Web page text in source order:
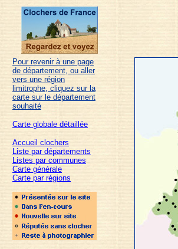
Pour revenir à une page
de département, ou aller
vers une région
limitrophe, cliquez sur la
carte sur le département
souhaité
Carte globale détaillée
Accueil clochers
Liste par départements
Listes par communes
Carte générale
Carte par régions